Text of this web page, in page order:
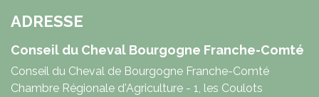
ADRESSE
Conseil du Cheval Bourgogne Franche-Comté
Conseil du Cheval de Bourgogne Franche-Comté
Chambre Régionale d'Agriculture - 1, les Coulots